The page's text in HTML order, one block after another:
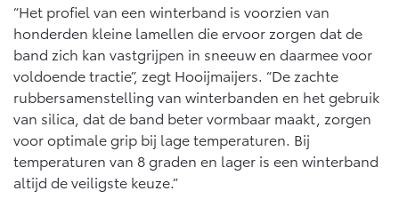
Vanaf € 39.995,- Vanaf € 48.995,-
Mirai
WATERSTOF-ELEKTRISCH
Proace City (excl. BTW)
OOK ALS BATTERIJ-
ELEKTRISCH
“Het profiel van een winterband is voorzien van
honderden kleine lamellen die ervoor zorgen dat de
band zich kan vastgrijpen in sneeuw en daarmee voor
voldoende tractie”, zegt Hooijmaijers. “De zachte
rubbersamenstelling van winterbanden en het gebruik
van silica, dat de band beter vormbaar maakt, zorgen
voor optimale grip bij lage temperaturen. Bij
temperaturen van 8 graden en lager is een winterband
altijd de veiligste keuze.”